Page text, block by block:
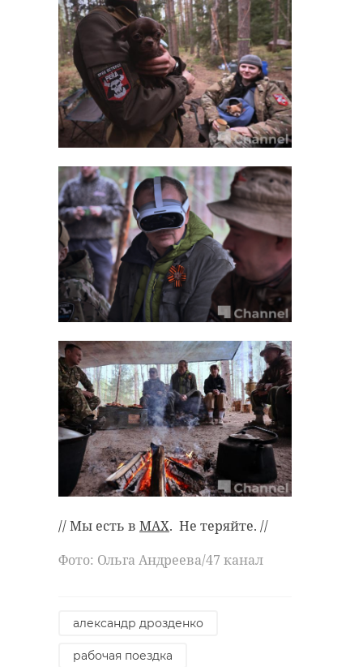
// Мы есть в MAX. Не теряйте. //
Фото: Ольга Андреева/47 канал
александр дрозденко
рабочая поездка